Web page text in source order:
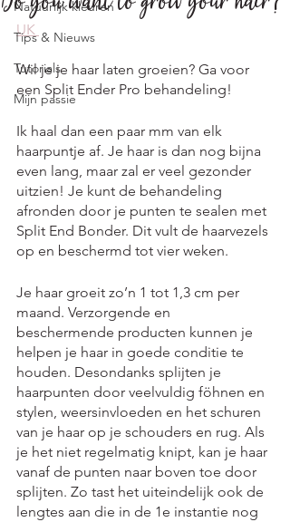
Natuurlijk kleuren
Tips & Nieuws
Tutorials
Mijn passie
UK
Wil je je haar laten groeien? Ga voor
een Split Ender Pro behandeling!
Ik haal dan een paar mm van elk
haarpuntje af. Je haar is dan nog bijna
even lang, maar zal er veel gezonder
uitzien! Je kunt de behandeling
afronden door je punten te sealen met
Split End Bonder. Dit vult de haarvezels
op en beschermd tot vier weken.
Je haar groeit zo’n 1 tot 1,3 cm per
maand. Verzorgende en
beschermende producten kunnen je
helpen je haar in goede conditie te
houden. Desondanks splijten je
haarpunten door veelvuldig föhnen en
stylen, weersinvloeden en het schuren
van je haar op je schouders en rug. Als
je het niet regelmatig knipt, kan je haar
vanaf de punten naar boven toe door
splijten. Zo tast het uiteindelijk ook de
lengtes aan die in de 1e instantie nog